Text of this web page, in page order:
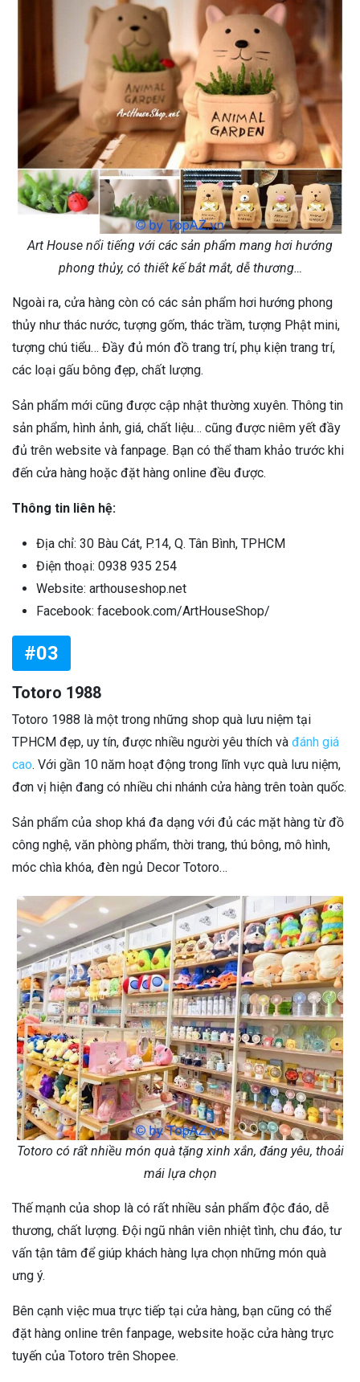
Art House nổi tiếng với các sản phẩm mang hơi hướng
phong thủy, có thiết kế bắt mắt, dễ thương…
Ngoài ra, cửa hàng còn có các sản phẩm hơi hướng phong
thủy như thác nước, tượng gốm, thác trầm, tượng Phật mini,
tượng chú tiểu… Đầy đủ món đồ trang trí, phụ kiện trang trí,
các loại gấu bông đẹp, chất lượng.
Sản phẩm mới cũng được cập nhật thường xuyên. Thông tin
sản phẩm, hình ảnh, giá, chất liệu… cũng được niêm yết đầy
đủ trên website và fanpage. Bạn có thể tham khảo trước khi
đến cửa hàng hoặc đặt hàng online đều được.
Thông tin liên hệ:
Địa chỉ: 30 Bàu Cát, P.14, Q. Tân Bình, TPHCM
Điện thoại: 0938 935 254
Website: arthouseshop.net
Facebook: facebook.com/ArtHouseShop/
#03
Totoro 1988
Totoro 1988 là một trong những shop quà lưu niệm tại
TPHCM đẹp, uy tín, được nhiều người yêu thích và đánh giá
cao. Với gần 10 năm hoạt động trong lĩnh vực quà lưu niệm,
đơn vị hiện đang có nhiều chi nhánh cửa hàng trên toàn quốc.
Sản phẩm của shop khá đa dạng với đủ các mặt hàng từ đồ
công nghệ, văn phòng phẩm, thời trang, thú bông, mô hình,
móc chìa khóa, đèn ngủ Decor Totoro…
Totoro có rất nhiều món quà tặng xinh xắn, đáng yêu, thoải
mái lựa chọn
Thế mạnh của shop là có rất nhiều sản phẩm độc đáo, dễ
thương, chất lượng. Đội ngũ nhân viên nhiệt tình, chu đáo, tư
vấn tận tâm để giúp khách hàng lựa chọn những món quà
ưng ý.
Bên cạnh việc mua trực tiếp tại cửa hàng, bạn cũng có thể
đặt hàng online trên fanpage, website hoặc cửa hàng trực
tuyến của Totoro trên Shopee.